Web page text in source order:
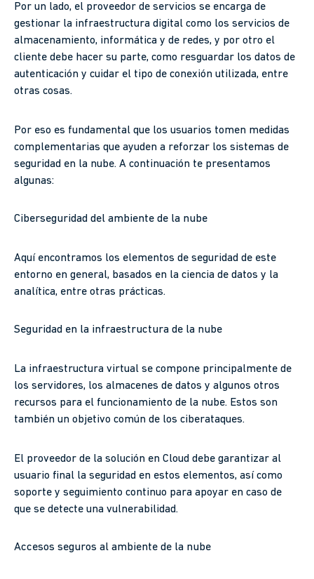
Por un lado, el proveedor de servicios se encarga de
gestionar la infraestructura digital como los servicios de
almacenamiento, informática y de redes, y por otro el
cliente debe hacer su parte, como resguardar los datos de
autenticación y cuidar el tipo de conexión utilizada, entre
otras cosas.
Por eso es fundamental que los usuarios tomen medidas
complementarias que ayuden a reforzar los sistemas de
seguridad en la nube. A continuación te presentamos
algunas:
Ciberseguridad del ambiente de la nube
Aquí encontramos los elementos de seguridad de este
entorno en general, basados en la ciencia de datos y la
analítica, entre otras prácticas.
Seguridad en la infraestructura de la nube
La infraestructura virtual se compone principalmente de
los servidores, los almacenes de datos y algunos otros
recursos para el funcionamiento de la nube. Estos son
también un objetivo común de los ciberataques.
El proveedor de la solución en Cloud debe garantizar al
usuario final la seguridad en estos elementos, así como
soporte y seguimiento continuo para apoyar en caso de
que se detecte una vulnerabilidad.
Accesos seguros al ambiente de la nube